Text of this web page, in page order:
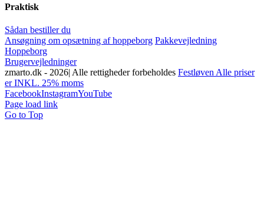
Praktisk
Sådan bestiller du
Ansøgning om opsætning af hoppeborg Pakkevejledning
Hoppeborg
Brugervejledninger
zmarto.dk - 2026| Alle rettigheder forbeholdes Festløven Alle priser
er INKL. 25% moms
FacebookInstagramYouTube
Page load link
Go to Top